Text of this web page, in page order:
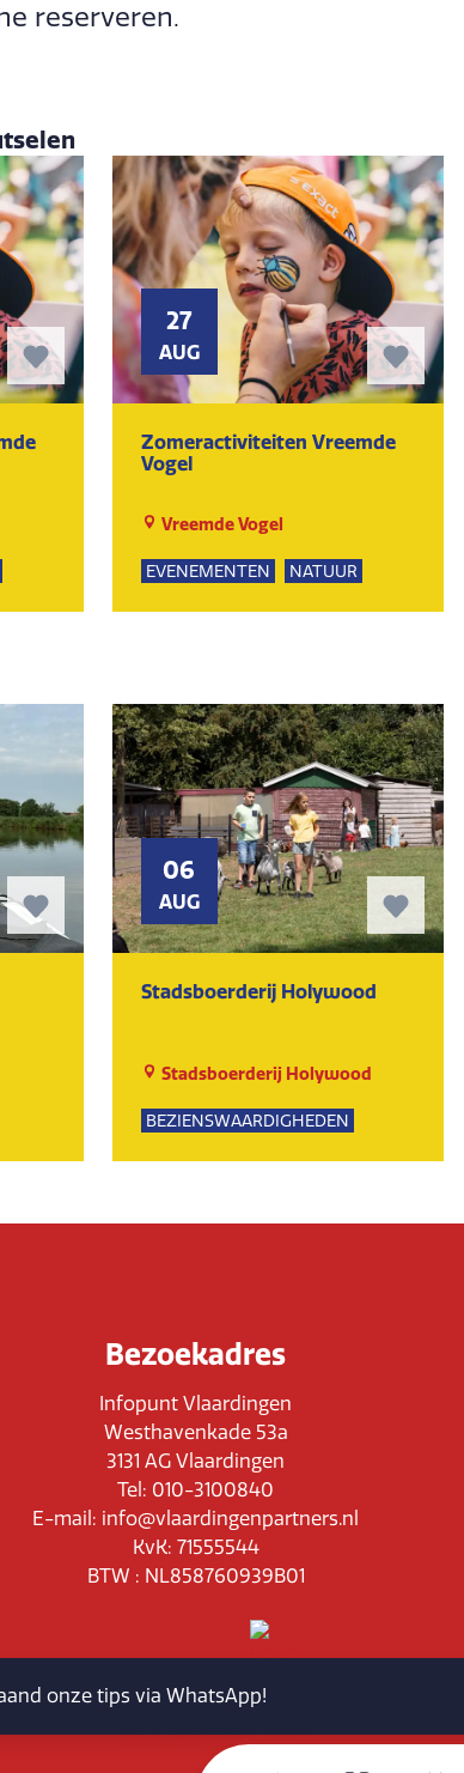
reserveren.
27
AUG
Zomeractiviteiten Vreemde
Vogel
Vreemde Vogel
EVENEMENTEN
NATUUR
SPEELTUIN
GROEPSUITJES
06
AUG
Stadsboerderij Holywood
Stadsboerderij Holywood
BEZIENSWAARDIGHEDEN
NATUUR
Bezoekadres
Infopunt Vlaardingen
Westhavenkade 53a
3131 AG Vlaardingen
Tel: 010-3100840
E-mail: info@vlaardingenpartners.nl
KvK: 71555544
BTW : NL858760939B01
Routeplanner
onze tips via WhatsApp!